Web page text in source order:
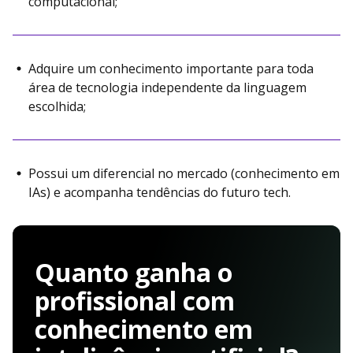
Adquire um conhecimento importante para toda
área de tecnologia independente da linguagem
escolhida;
Possui um diferencial no mercado (conhecimento em
IAs) e acompanha tendências do futuro tech.
Quanto ganha o
profissional com
conhecimento em